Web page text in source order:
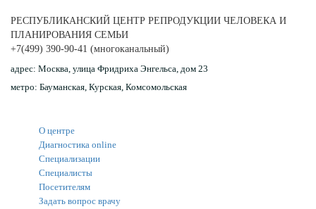
РЕСПУБЛИКАНСКИЙ ЦЕНТР РЕПРОДУКЦИИ ЧЕЛОВЕКА И
ПЛАНИРОВАНИЯ СЕМЬИ
+7(499) 390-90-41 (многоканальный)
адрес: Москва, улица Фридриха Энгельса, дом 23
метро: Бауманская, Курская, Комсомольская
О центре
Диагностика online
Специализации
Специалисты
Посетителям
Задать вопрос врачу